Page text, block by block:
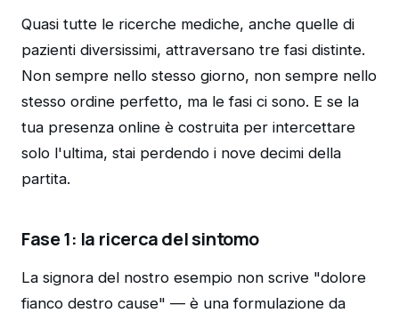
Quasi tutte le ricerche mediche, anche quelle di
pazienti diversissimi, attraversano tre fasi distinte.
Non sempre nello stesso giorno, non sempre nello
stesso ordine perfetto, ma le fasi ci sono. E se la
tua presenza online è costruita per intercettare
solo l'ultima, stai perdendo i nove decimi della
partita.
Fase 1: la ricerca del sintomo
La signora del nostro esempio non scrive "dolore
fianco destro cause" — è una formulazione da